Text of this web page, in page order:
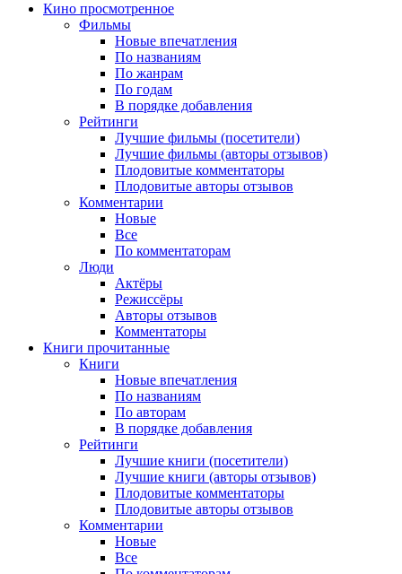
Кино просмотренное
Фильмы
Новые впечатления
По названиям
По жанрам
По годам
В порядке добавления
Рейтинги
Лучшие фильмы (посетители)
Лучшие фильмы (авторы отзывов)
Плодовитые комментаторы
Плодовитые авторы отзывов
Комментарии
Новые
Все
По комментаторам
Люди
Актёры
Режиссёры
Авторы отзывов
Комментаторы
Книги прочитанные
Книги
Новые впечатления
По названиям
По авторам
В порядке добавления
Рейтинги
Лучшие книги (посетители)
Лучшие книги (авторы отзывов)
Плодовитые комментаторы
Плодовитые авторы отзывов
Комментарии
Новые
Все